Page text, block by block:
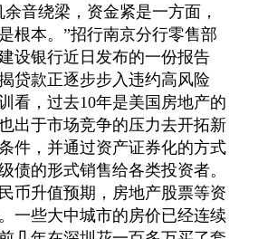
音绕梁，资金紧是一方面，
根本。”招行南京分行零售部
设银行近日发布的一份报告
贷款正逐步步入违约高风险
看，过去10年是美国房地产的
出于市场竞争的压力去开拓新
件，并通过资产证券化的方式
债的形式销售给各类投资者。
币升值预期，房地产股票等资
一些大中城市的房价已经连续